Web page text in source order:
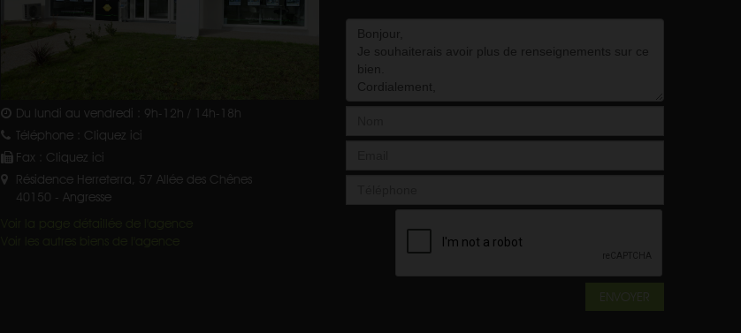
Du lundi au vendredi : 9h-12h / 14h-18h
Téléphone : Cliquez ici
Fax : Cliquez ici
Résidence Herreterra, 57 Allée des Chênes
40150 - Angresse
ENVOYER